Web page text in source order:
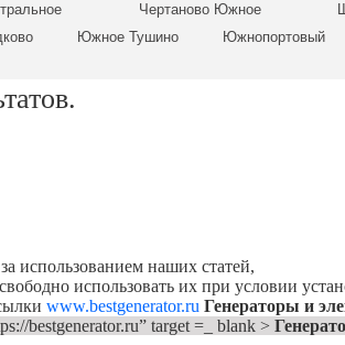
Чертаново Южное
Южное Тушино
Южнопортовый
использованием наших статей,
использовать их при условии
www.bestgenerator.ru Генераторы и
bestgenerator.ru” target =_ blank >